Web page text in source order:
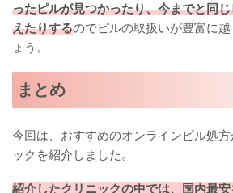
ったピルが見つかったり、今までと同
えたりするのでピルの取扱いが豊富に
ょう。
まとめ
今回は、おすすめのオンラインピル処
ックを紹介しました。
紹介したクリニックの中では、国内最